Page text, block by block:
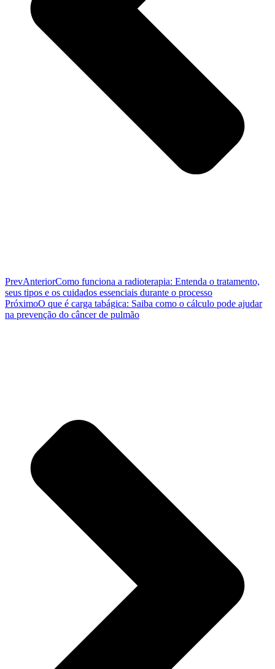
PrevAnteriorComo funciona a radioterapia: Entenda o tratamento,
seus tipos e os cuidados essenciais durante o processo
PróximoO que é carga tabágica: Saiba como o cálculo pode ajudar
na prevenção do câncer de pulmão